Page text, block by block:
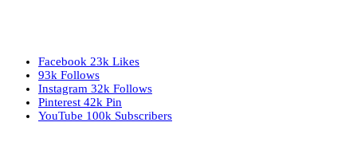
Facebook 23k Likes
93k Follows
Instagram 32k Follows
Pinterest 42k Pin
YouTube 100k Subscribers